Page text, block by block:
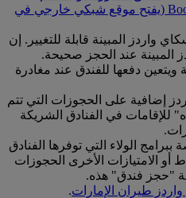
(يفتح موقع شبكي خارجي في
واردز المبينة قابلة للتغيير. إن
المبينة عند الحجز صحيحة.
دفعها للفندق عند مغادرة
إضافية على الحجوزات التي تتم
في الفنادق الشريكة
الولاء التي توفرها الفنادق
أو الامتيازات الأخرى الحجوزات
"حجز فندق" هذه.
طيران الإمارات.